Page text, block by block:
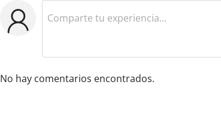
No hay comentarios encontrados.